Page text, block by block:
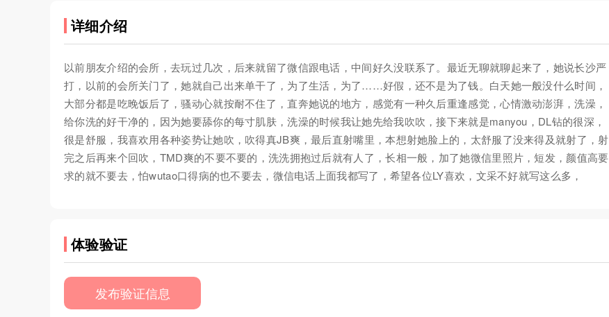
详细介绍
以前朋友介绍的会所，去玩过几次，后来就留了微信跟电话，中间好久没联系了。最近无聊就聊起来了，她说长沙严
打，以前的会所关门了，她就自己出来单干了，为了生活，为了……好假，还不是为了钱。白天她一般没什么时间，
大部分都是吃晚饭后了，骚动心就按耐不住了，直奔她说的地方，感觉有一种久后重逢感觉，心情激动澎湃，洗澡，
给你洗的好干净的，因为她要舔你的每寸肌肤，洗澡的时候我让她先给我吹吹，接下来就是manyou，DL钻的很深，
很是舒服，我喜欢用各种姿势让她吹，吹得真JB爽，最后直射嘴里，本想射她脸上的，太舒服了没来得及就射了，射
完之后再来个回吹，TMD爽的不要不要的，洗洗拥抱过后就有人了，长相一般，加了她微信里照片，短发，颜值高要
求的就不要去，怕wutao口得病的也不要去，微信电话上面我都写了，希望各位LY喜欢，文采不好就写这么多，
体验验证
发布验证信息